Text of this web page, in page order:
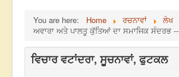
You are here: Home ਰਚਨਾਵਾਂ
ਲੇਖ
ਅਵਾਰਾ ਅਤੇ ਪਾਲਤੂ ਕੁੱਤਿਆਂ ਦਾ ਸਮਾਜਿਕ ਸੰਦਰਭ
ਵਿਚਾਰ ਵਟਾਂਦਰਾ, ਸੂਚਨਾਵਾਂ, ਫੁਟਕਲ